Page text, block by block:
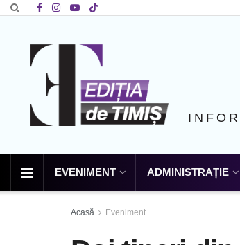
EVENIMENT ADMINISTRAȚIE
Acasă Eveniment